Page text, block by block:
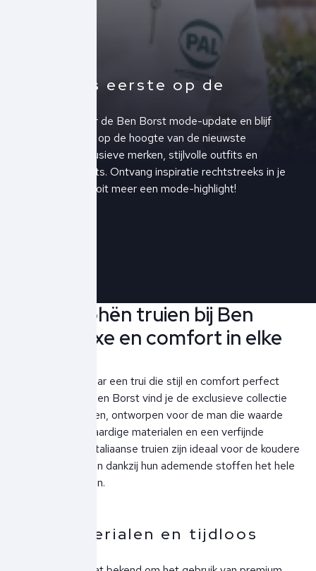
Altijd als eerste op de
Schrijf je in voor de Ben Borst mode-update en blijf
altijd als eerste op de hoogte van de nieuwste
collecties, exclusieve merken, stijlvolle outfits en
upcoming events. Ontvang inspiratie rechtstreeks in je
inbox en mis nooit meer een mode-highlight!
Jacob Cohën truien bij Ben
Borst: Luxe en comfort in elke
Ben je op zoek naar een trui die stijl en comfort perfect
combineert? Bij Ben Borst vind je de exclusieve collectie
Jacob Cohën truien, ontworpen voor de man die waarde
hecht aan hoogwaardige materialen en een verfijnde
uitstraling. Deze Italiaanse truien zijn ideaal voor de koudere
maanden, maar zijn dankzij hun ademende stoffen het hele
jaar door te dragen.
Luxe materialen en tijdloos